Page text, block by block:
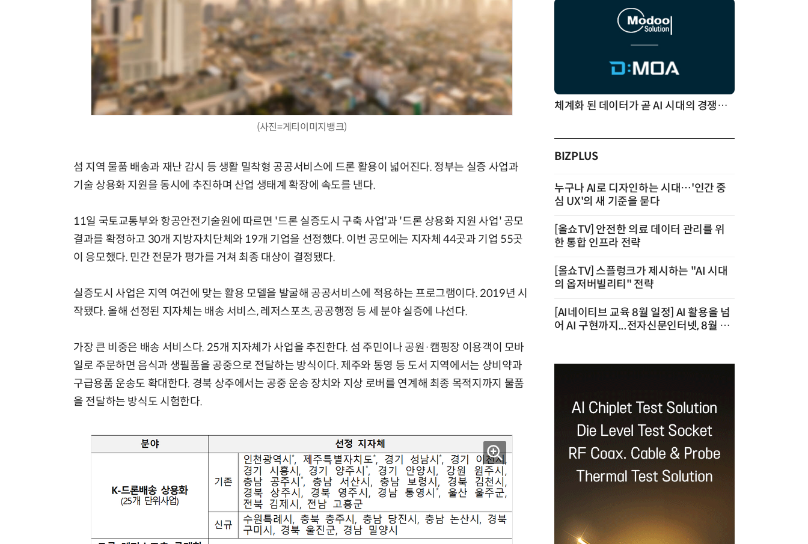
(사진=게티이미지뱅크)
섬 지역 물품 배송과 재난 감시 등 생활 밀착형 공공서비스에 드론 활용이 넓어진다. 정부는 실증 사업과
기술 상용화 지원을 동시에 추진하며 산업 생태계 확장에 속도를 낸다.
11일 국토교통부와 항공안전기술원에 따르면 '드론 실증도시 구축 사업'과 '드론 상용화 지원 사업' 공모
결과를 확정하고 30개 지방자치단체와 19개 기업을 선정했다. 이번 공모에는 지자체 44곳과 기업 55곳
이 응모했다. 민간 전문가 평가를 거쳐 최종 대상이 결정됐다.
실증도시 사업은 지역 여건에 맞는 활용 모델을 발굴해 공공서비스에 적용하는 프로그램이다. 2019년 시
작됐다. 올해 선정된 지자체는 배송 서비스, 레저스포츠, 공공행정 등 세 분야 실증에 나선다.
가장 큰 비중은 배송 서비스다. 25개 지자체가 사업을 추진한다. 섬 주민이나 공원·캠핑장 이용객이 모바
일로 주문하면 음식과 생필품을 공중으로 전달하는 방식이다. 제주와 통영 등 도서 지역에서는 상비약과
구급용품 운송도 확대한다. 경북 상주에서는 공중 운송 장치와 지상 로버를 연계해 최종 목적지까지 물품
을 전달하는 방식도 시험한다.
AI Native Enterprise를 지원하는 AI Ready Data 플랫폼 활용 전략 체계화 된 데이터가 곧 AI 시대의 경쟁력이다
BIZPLUS
누구나 AI로 디자인하는 시대…'인간 중
심 UX'의 새 기준을 묻다
[올쇼TV] 안전한 의료 데이터 관리를 위
한 통합 인프라 전략
[올쇼TV] 스플렁크가 제시하는 "AI 시대
의 옵저버빌리티" 전략
[AI네이티브 교육 8월 일정] AI 활용을 넘
어 AI 구현까지...전자신문인터넷, 8월 실